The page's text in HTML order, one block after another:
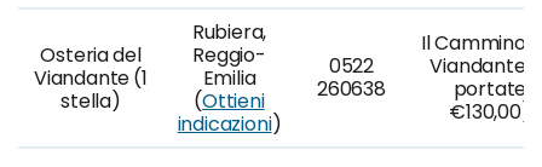
Osteria del
Viandante (1
stella)
Rubiera,
Reggio-
Emilia
(Ottieni
indicazioni)
0522
260638
Il Cammino
Viandante
portate
€130,00)